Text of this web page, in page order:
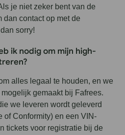
je niet zeker bent van de
dan contact op met de
sorry!
ik nodig om mijn high-
alles legaal te houden, en we
gemaakt bij Fafrees.
we leveren wordt geleverd
of Conformity) en een VIN-
tickets voor registratie bij de